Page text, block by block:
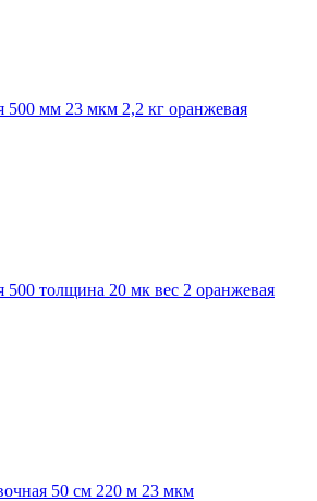
500 мм 23 мкм 2,2 кг оранжевая
500 толщина 20 мк вес 2 оранжевая
50 см 220 м 23 мкм